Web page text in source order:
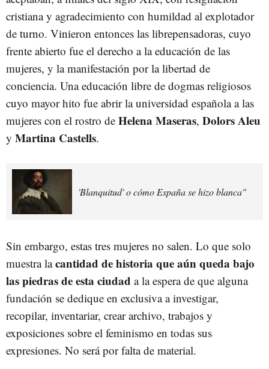
cristiana y agradecimiento con humildad al explotador
de turno. Vinieron entonces las librepensadoras, cuyo
frente abierto fue el derecho a la educación de las
mujeres, y la manifestación por la libertad de
conciencia. Una educación libre de dogmas religiosos
cuyo mayor hito fue abrir la universidad española a las
mujeres con el rostro de Helena Maseras, Dolors Aleu
y Martina Castells.
'Blanquitud' o cómo España se hizo blanca"
Sin embargo, estas tres mujeres no salen. Lo que solo
muestra lacantidad de historia que aún queda bajo
las piedras de esta ciudad a la espera de que alguna
fundación se dedique en exclusiva a investigar,
recopilar, inventariar, crear archivo, trabajos y
exposiciones sobre el feminismo en todas sus
expresiones. No será por falta de material.